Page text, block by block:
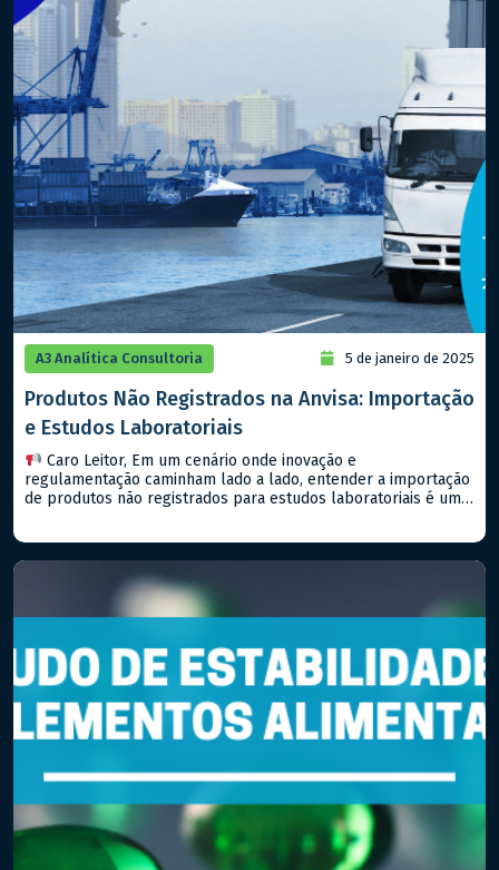
A3 Analítica Consultoria 5 de janeiro de 2025
Produtos Não Registrados na Anvisa: Importação
e Estudos Laboratoriais
Caro Leitor, Em um cenário onde inovação e
regulamentação caminham lado a lado, entender a importação
de produtos não registrados para estudos laboratoriais é um
atualizações) da […]